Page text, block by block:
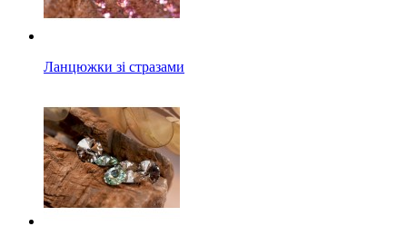
Ланцюжки зі стразами